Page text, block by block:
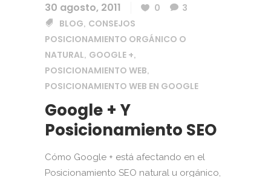
30 agosto, 2011 0
3
BLOG, CONSEJOS
POSICIONAMIENTO ORGÁNICO O
NATURAL, GOOGLE +,
POSICIONAMIENTO WEB,
POSICIONAMIENTO WEB EN GOOGLE
Google + Y
Posicionamiento SEO
Cómo Google + está afectando en el
Posicionamiento SEO natural u orgánico,